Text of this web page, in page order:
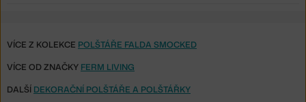
VÍCE Z KOLEKCE POLŠTÁŘE FALDA SMOCKED
VÍCE OD ZNAČKY FERM LIVING
DALŠÍ DEKORAČNÍ POLŠTÁŘE A POLŠTÁŘKY